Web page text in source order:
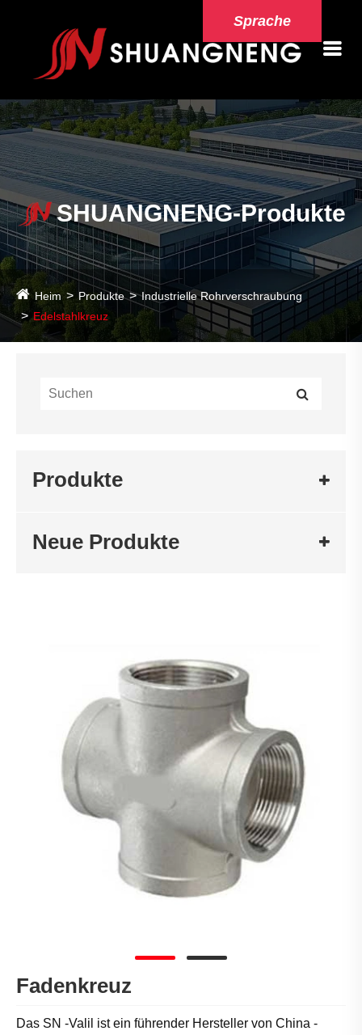
Sprache
SHUANGNENG-Produkte
Heim Produkte
Industrielle Rohrverschraubung
Edelstahlkreuz
Produkte
Neue Produkte
Fadenkreuz
Das SN -Valil ist ein führender Hersteller von China -